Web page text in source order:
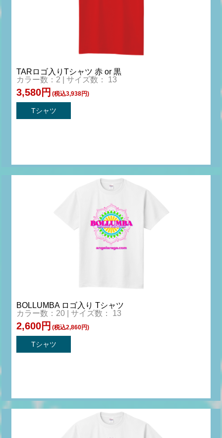
TARロゴ入りTシャツ 赤 or 黒
カラー数：2 | サイズ数： 13
3,580円 (税込3,938円)
Tシャツ
BOLLUMBA ロゴ入り Tシャツ
カラー数：20 | サイズ数： 13
2,600円 (税込2,860円)
Tシャツ